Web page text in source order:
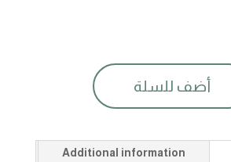
أضف للسلة
Additional information